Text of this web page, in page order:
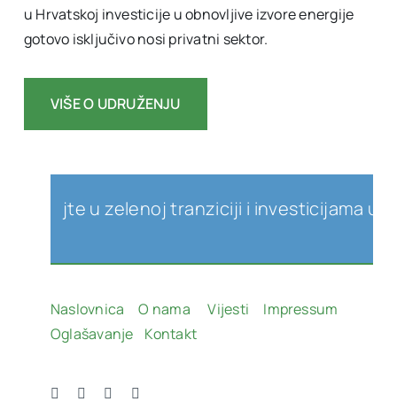
u Hrvatskoj investicije u obnovljive izvore energije
gotovo isključivo nosi privatni sektor.
VIŠE O UDRUŽENJU
u zelenoj tranziciji i investicijama u
Naslovnica O nama Vijesti
Impressum
Oglašavanje
Kontakt